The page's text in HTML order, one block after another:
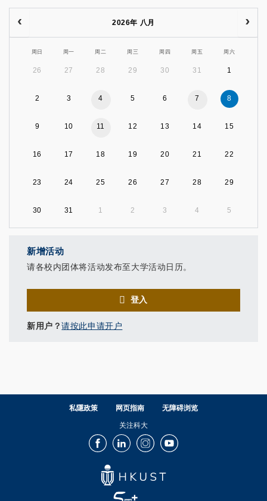
2026年 八月
周日 周一 周二 周三 周四 周五 周六
26 27 28 29 30 31 1
2 3 4 5 6 7 8
9 10 11 12 13 14 15
16 17 18 19 20 21 22
23 24 25 26 27 28 29
30 31 1 2 3 4 5
新增活动
请各校内团体将活动发布至大学活动日历。
登入
新用户？请按此申请开户
私隱政策 网页指南 无障碍浏览
关注科大
FacebookLinkedInInstagramYoutube